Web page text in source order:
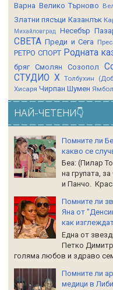
Варна Велико Търново
Златни пясъци Казанлък
Михайловград Несебър
СВЕТА Преди и Сега
РЕТРО СПОРТ Родната
бряг Смолян Созопол
СТУДИО Х Толбухин
Хисаря Чирпан Шумен Ямбол
НАЙ-ЧЕТЕНИ👇
Помните ли
какво се
Беа: (Пилар
на групата,
и Панчо.
Помните ли
Яна от
как
Една от
Петко
голяма любов и здраво
Помните ли
медици в